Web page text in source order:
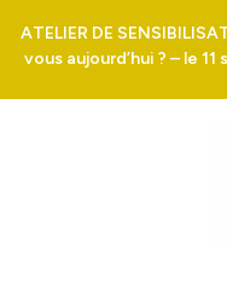
ATELIER DE
vous aujourd’hui ? – le